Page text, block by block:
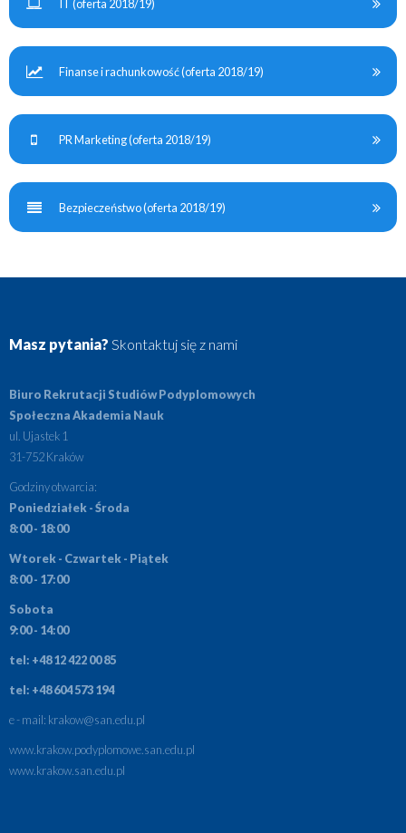
IT (oferta 2018/19)
Finanse i rachunkowość (oferta 2018/19)
PR Marketing (oferta 2018/19)
Bezpieczeństwo (oferta 2018/19)
Masz pytania? Skontaktuj się z nami
Biuro Rekrutacji Studiów Podyplomowych
Społeczna Akademia Nauk
ul. Ujastek 1
31-752 Kraków
Godziny otwarcia:
Poniedziałek - Środa
8:00 - 18:00
Wtorek - Czwartek - Piątek
8:00 - 17:00
Sobota
9:00 - 14:00
tel: +48 12 422 00 85
tel: +48 604 573 194
e - mail: krakow@san.edu.pl
www.krakow.podyplomowe.san.edu.pl
www.krakow.san.edu.pl